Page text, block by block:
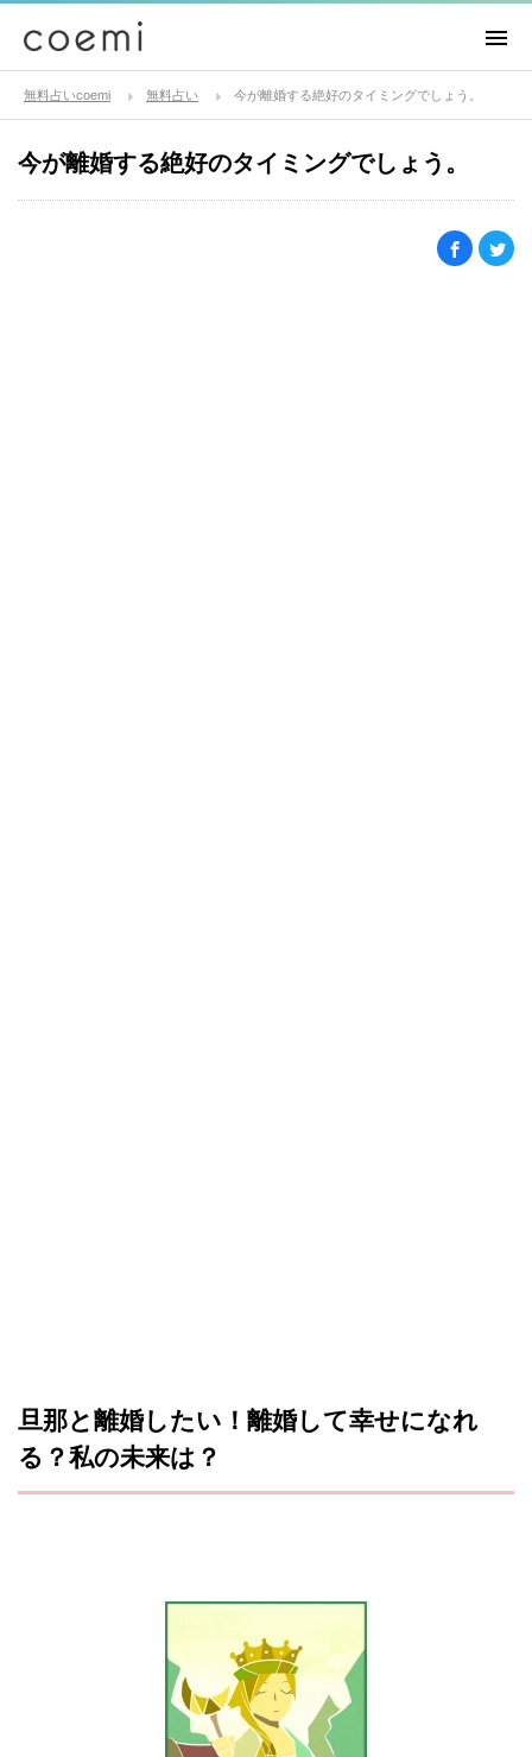
無料占いcoemi 無料占い 今が離婚する絶好のタイミングでしょう。
今が離婚する絶好のタイミングでしょう。
旦那と離婚したい！離婚して幸せになれ
る？私の未来は？